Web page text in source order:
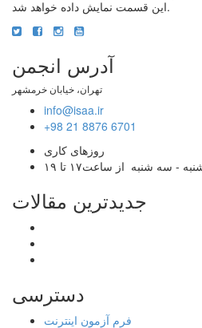
این قسمت نمایش داده خواهد شد.
آدرس انجمن
تهران، خیابان خرمشهر
info@isaa.ir
+98 21 8876 6701
روزهای کاری
- سه شنبه از ساعت۱۷ تا ۱۹
جدیدترین مقالات
دسترسی
فرم آزمون اینترنت